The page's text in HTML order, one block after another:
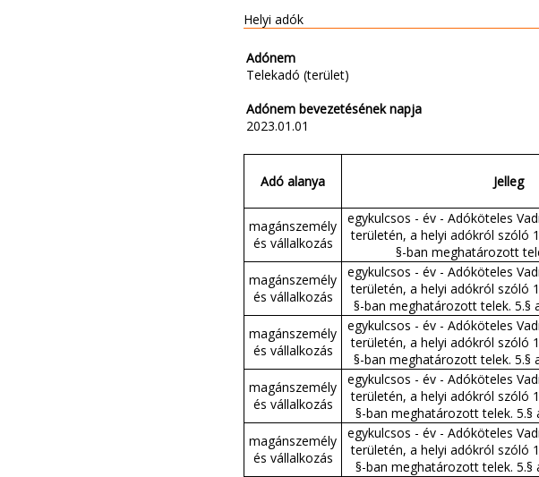
Helyi adók
Adónem
Telekadó (terület)
Adónem bevezetésének napja
2023.01.01
Adó alanya Jelleg
magánszemély
és vállalkozás
egykulcsos - év - Adóköteles
területén, a helyi adókról szóló
§-ban meghatározott
magánszemély
és vállalkozás
egykulcsos - év - Adóköteles
területén, a helyi adókról szóló
§-ban meghatározott telek. 5.§
magánszemély
és vállalkozás
egykulcsos - év - Adóköteles
területén, a helyi adókról szóló
§-ban meghatározott telek. 5.§
magánszemély
és vállalkozás
egykulcsos - év - Adóköteles
területén, a helyi adókról szóló
§-ban meghatározott telek. 5.§
magánszemély
és vállalkozás
egykulcsos - év - Adóköteles
területén, a helyi adókról szóló
§-ban meghatározott telek. 5.§